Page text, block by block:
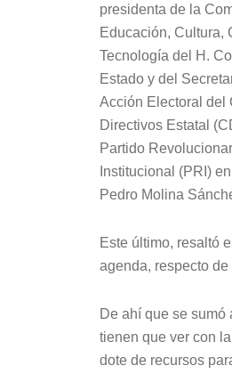
presidenta de la
Educación, Cultura,
Tecnología del H.
Estado y del
Acción Electoral del
Directivos Estatal
Partido
Institucional (PRI)
Pedro Molina
Este último, resaltó
agenda, respecto
De ahí que se sumó
tienen que ver con
dote de recursos